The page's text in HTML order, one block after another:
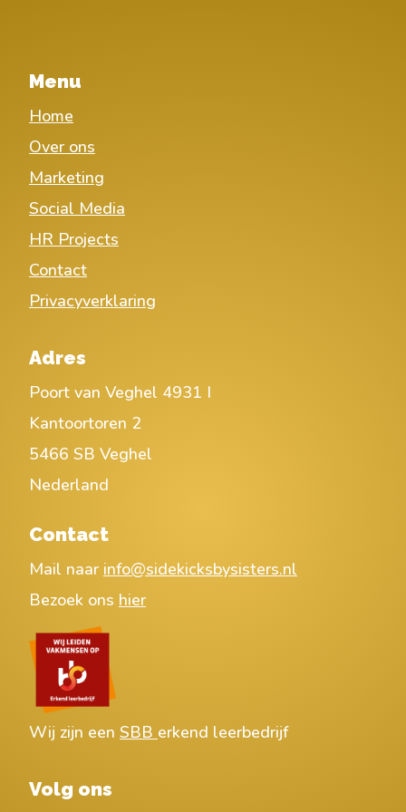
Menu
Home
Over ons
Marketing
Social Media
HR Projects
Contact
Privacyverklaring
Adres
Poort van Veghel 4931 I
Kantoortoren 2
5466 SB Veghel
Nederland
Contact
Mail naar info@sidekicksbysisters.nl
Bezoek ons hier
Wij zijn een SBB erkend leerbedrijf
Volg ons